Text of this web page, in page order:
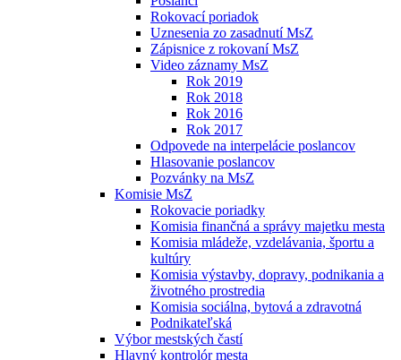
Rokovací poriadok
Uznesenia zo zasadnutí MsZ
Zápisnice z rokovaní MsZ
Video záznamy MsZ
Rok 2019
Rok 2018
Rok 2016
Rok 2017
Odpovede na interpelácie poslancov
Hlasovanie poslancov
Pozvánky na MsZ
Komisie MsZ
Rokovacie poriadky
Komisia finančná a správy majetku mesta
Komisia mládeže, vzdelávania, športu a
kultúry
Komisia výstavby, dopravy, podnikania a
životného prostredia
Komisia sociálna, bytová a zdravotná
Podnikateľská
Výbor mestských častí
Hlavný kontrolór mesta